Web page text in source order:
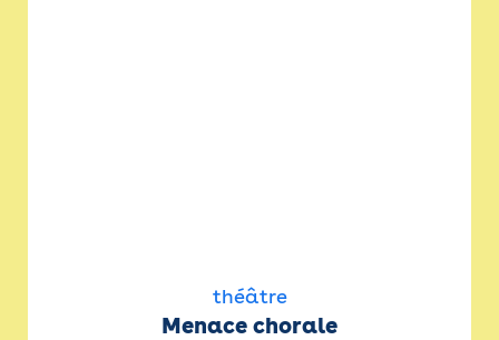
théâtre
Menace chorale